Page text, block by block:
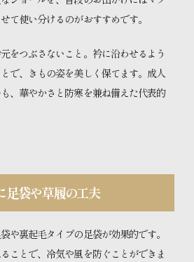
て使い分けるのがおすすめです。
をつぶさないこと。衿に沿わせるよう
で、きもの姿を美しく保てます。成人
、華やかさと防寒を兼ね備えた代表的
足袋や草履の工夫
や裏起毛タイプの足袋が効果的です。
ことで、冷気や風を防ぐことができま